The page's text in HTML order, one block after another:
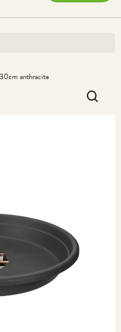
anthracite